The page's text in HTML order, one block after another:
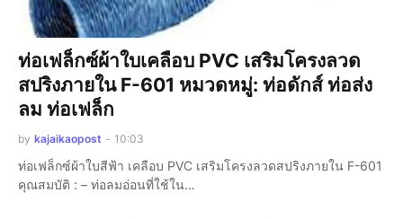
ท่อเฟล็กซ์ผ้าใบเคลือบ PVC เสริมโครงลวด
สปริงภายใน F-601 หมวดหมู่: ท่อดักส์ ท่อส่ง
ลม ท่อเฟล็ก
by kajaikaopost - 10:03
ท่อเฟล็กซ์ผ้าใบสีฟ้า เคลือบ PVC เสริมโครงลวดสปริงภายใน F-601
คุณสมบัติ : – ท่อลมอ่อนที่ใช้ใน…